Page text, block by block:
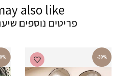
also like
פריטים נוספים
-30%